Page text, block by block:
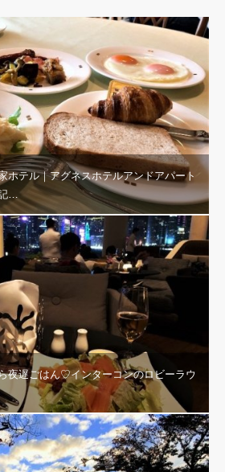
ホテル｜アグネスホテルアンドアパート
…
夜遅ごはん♡インターコンのロビーラウ